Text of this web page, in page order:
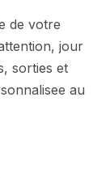
de votre
jour
sorties et
au